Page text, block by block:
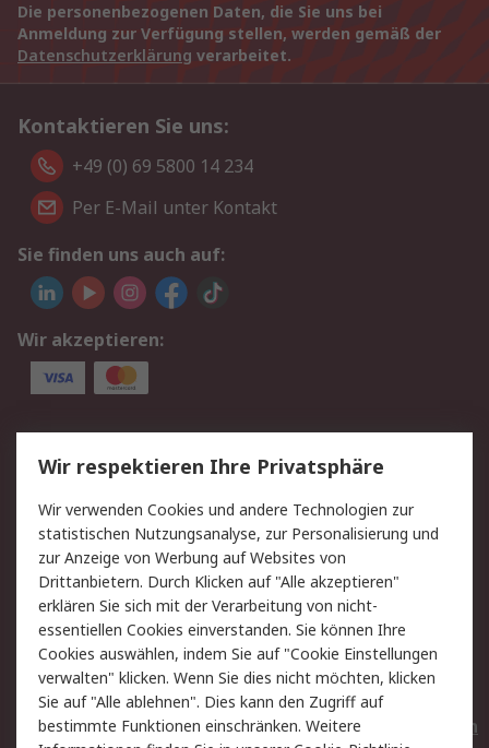
Die personenbezogenen Daten, die Sie uns bei
Anmeldung zur Verfügung stellen, werden gemäß der
Datenschutzerklärung verarbeitet.
Kontaktieren Sie uns:
+49 (0) 69 5800 14 234
Per E-Mail unter Kontakt
Sie finden uns auch auf:
Wir akzeptieren:
Service
Value Added Services
Lieferlösungen
Rücksendungen
Kontakt
Hilfe
Privatkunden
Rechtliches
AGB
Datenschutz
Cookie-Richtlinie
Zahlungsbedingungen
Copyright/Impressum
Entsorgung
Elektrogeräte/Batterien
Wir respektieren Ihre Privatsphäre
Wir verwenden Cookies und andere Technologien zur
statistischen Nutzungsanalyse, zur Personalisierung und
zur Anzeige von Werbung auf Websites von
Drittanbietern. Durch Klicken auf "Alle akzeptieren"
erklären Sie sich mit der Verarbeitung von nicht-
essentiellen Cookies einverstanden. Sie können Ihre
Cookies auswählen, indem Sie auf "Cookie Einstellungen
verwalten" klicken. Wenn Sie dies nicht möchten, klicken
Sie auf "Alle ablehnen". Dies kann den Zugriff auf
bestimmte Funktionen einschränken. Weitere